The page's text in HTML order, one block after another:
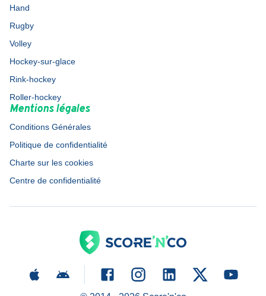
Hand
Rugby
Volley
Hockey-sur-glace
Rink-hockey
Roller-hockey
Mentions légales
Conditions Générales
Politique de confidentialité
Charte sur les cookies
Centre de confidentialité